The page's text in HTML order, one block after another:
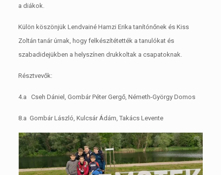
a diákok.
Külön köszönjük Lendvainé Hamzi Erika tanítónőnek és Kiss
Zoltán tanár úrnak, hogy felkészítétették a tanulókat és
szabadidejükben a helyszínen drukkoltak a csapatoknak.
Résztvevők:
4.a Cseh Dániel, Gombár Péter Gergő, Németh-György Domos
8.a Gombár László, Kulcsár Ádám, Takács Levente